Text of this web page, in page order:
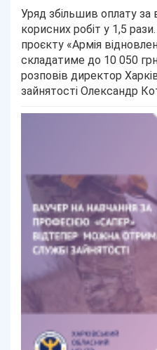
Уряд збільшив оплату за
корисних робіт у 1,5
проєкту «Армія
складатиме до 10 050
розповів директор
зайнятості Олександр